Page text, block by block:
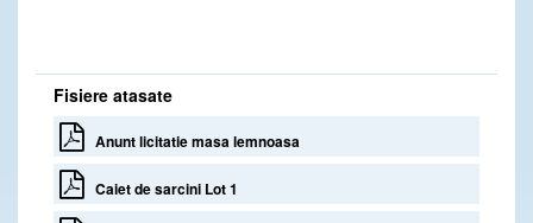
Fisiere atasate
Anunt licitatie masa lemnoasa
Caiet de sarcini Lot 1